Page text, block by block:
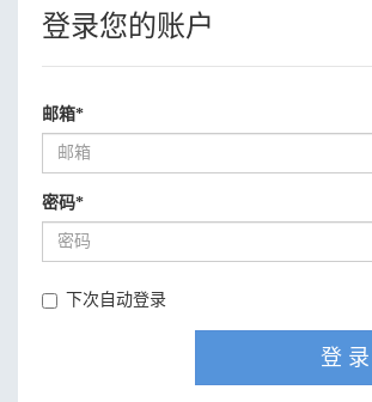
登录您的账户
邮箱*
密码*
下次自动登录
登 录